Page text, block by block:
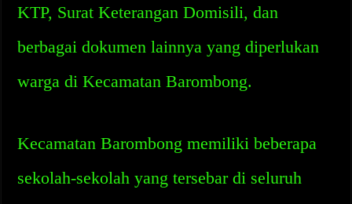
KTP, Surat Keterangan Domisili, dan
berbagai dokumen lainnya yang diperlukan
warga di Kecamatan Barombong.
Kecamatan Barombong memiliki beberapa
sekolah-sekolah yang tersebar di seluruh